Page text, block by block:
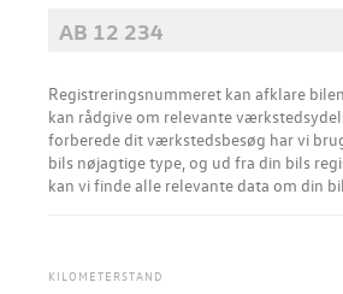
Registreringsnummeret kan afklare
kan rådgive om relevante værkstedsydelser.​ For at
forberede dit værkstedsbesøg har vi
bils nøjagtige type, og ud fra din bils
kan vi finde alle relevante data om din
KILOMETERSTAND